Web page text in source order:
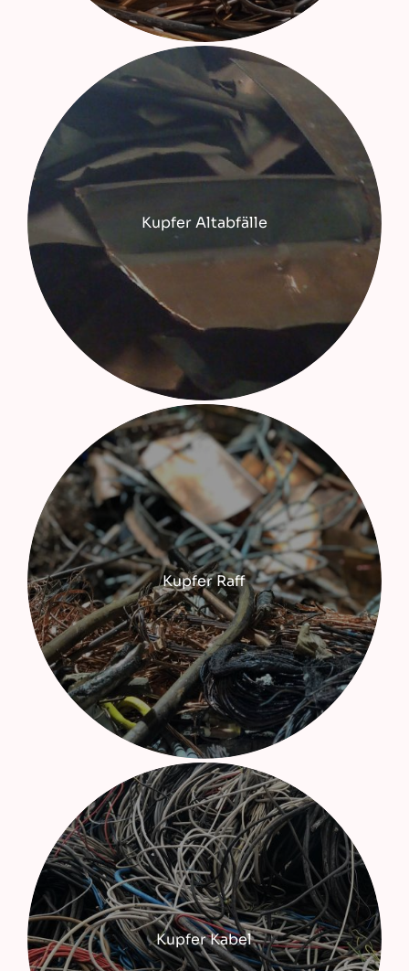
Kupfer Altabfälle
Kupfer Raff
Kupfer Kabel